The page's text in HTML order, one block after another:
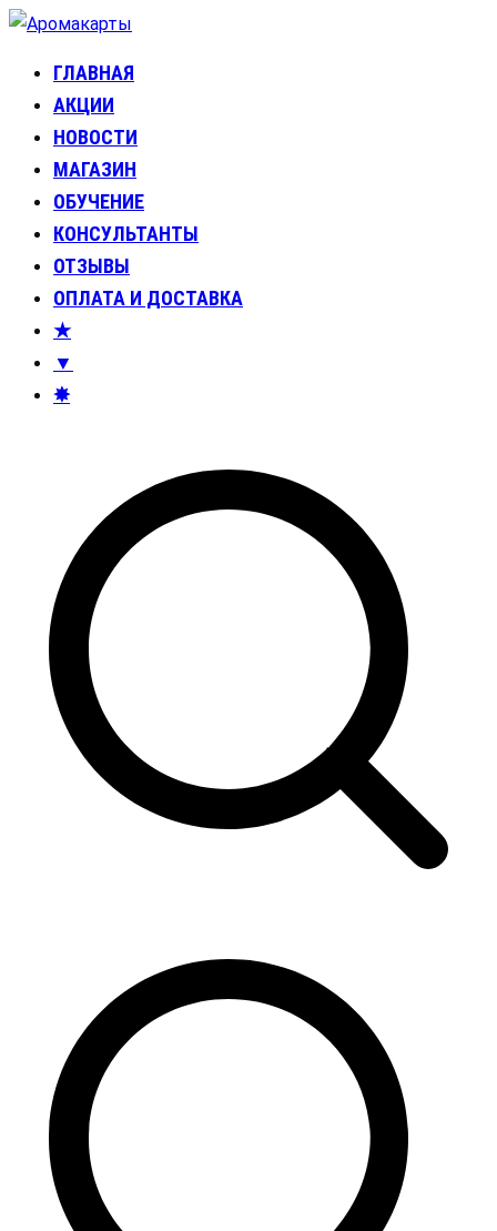
Перейти
содержимому
Аромакарты
Психологические эфирные карты • Аромапсихология
ГЛАВНАЯ
АКЦИИ
НОВОСТИ
МАГАЗИН
ОБУЧЕНИЕ
КОНСУЛЬТАНТЫ
ОТЗЫВЫ
ОПЛАТА И ДОСТАВКА
★
▼
✸